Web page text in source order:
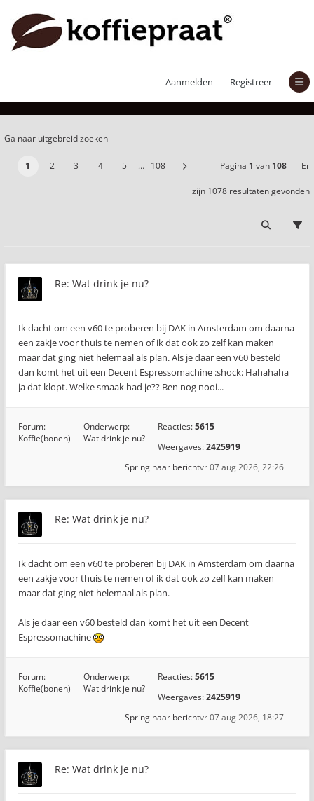
Aanmelden Registreer
Er zijn 1078 resultaten gevonden
Ga naar uitgebreid zoeken
1 2 3 4 5 … 108 Pagina 1 van 108 Er
zijn 1078 resultaten gevonden
Re: Wat drink je nu?
Ik dacht om een v60 te proberen bij DAK in Amsterdam om daarna
een zakje voor thuis te nemen of ik dat ook zo zelf kan maken
maar dat ging niet helemaal als plan. Als je daar een v60 besteld
dan komt het uit een Decent Espressomachine :shock: Hahahaha
ja dat klopt. Welke smaak had je?? Ben nog nooi...
Forum:
Koffie(bonen)
Onderwerp:
Wat drink je nu?
Reacties:5615
Weergaves:2425919
vr 07 aug 2026, 22:26
Spring naar bericht
Re: Wat drink je nu?
Ik dacht om een v60 te proberen bij DAK in Amsterdam om daarna
een zakje voor thuis te nemen of ik dat ook zo zelf kan maken
maar dat ging niet helemaal als plan.
Als je daar een v60 besteld dan komt het uit een Decent
Espressomachine
Forum:
Koffie(bonen)
Onderwerp:
Wat drink je nu?
Reacties:5615
Weergaves:2425919
vr 07 aug 2026, 18:27
Spring naar bericht
Re: Wat drink je nu?